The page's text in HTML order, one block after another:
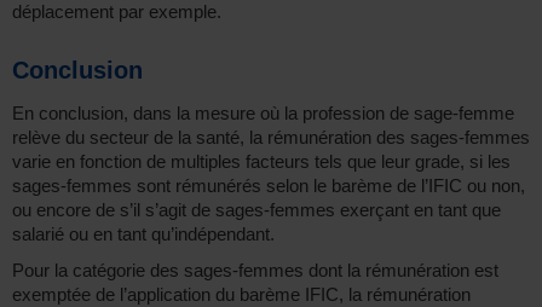
déplacement par exemple.
Conclusion
En conclusion, dans la mesure où la profession de sage-femme
relève du secteur de la santé, la rémunération des sages-femmes
varie en fonction de multiples facteurs tels que leur grade, si les
sages-femmes sont rémunérés selon le barème de l’IFIC ou non,
ou encore de s’il s’agit de sages-femmes exerçant en tant que
salarié ou en tant qu’indépendant.
Pour la catégorie des sages-femmes dont la rémunération est
exemptée de l’application du barème IFIC, la rémunération